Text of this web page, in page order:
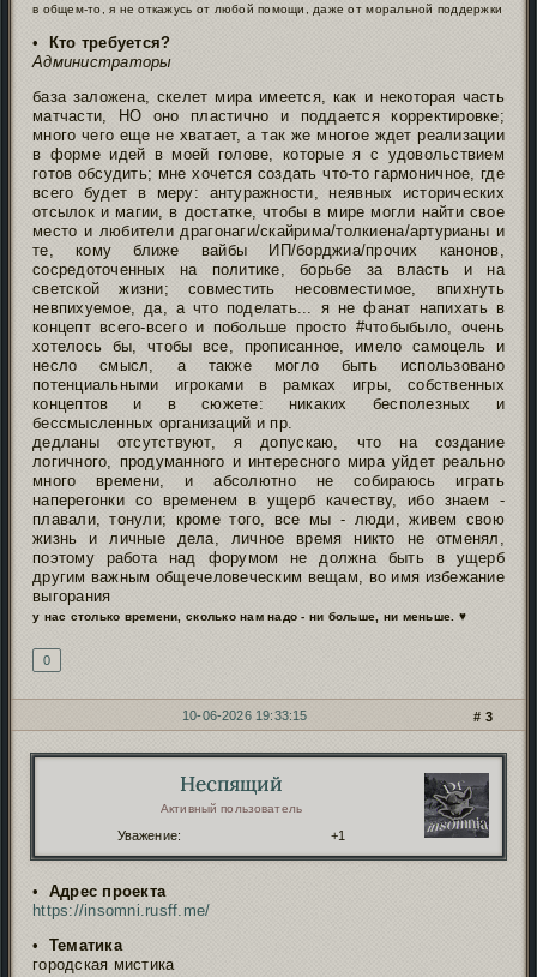
в общем-то, я не откажусь от любой помощи, даже от моральной поддержки
•
Кто требуется?
Администраторы
база заложена, скелет мира имеется, как и некоторая часть
матчасти, НО оно пластично и поддается корректировке;
много чего еще не хватает, а так же многое ждет реализации
в форме идей в моей голове, которые я с удовольствием
готов обсудить; мне хочется создать что-то гармоничное, где
всего будет в меру: антуражности, неявных исторических
отсылок и магии, в достатке, чтобы в мире могли найти свое
место и любители драгонаги/скайрима/толкиена/артурианы и
те, кому ближе вайбы ИП/борджиа/прочих канонов,
сосредоточенных на политике, борьбе за власть и на
светской жизни; совместить несовместимое, впихнуть
невпихуемое, да, а что поделать... я не фанат напихать в
концепт всего-всего и побольше просто #чтобыбыло, очень
хотелось бы, чтобы все, прописанное, имело самоцель и
несло смысл, а также могло быть использовано
потенциальными игроками в рамках игры, собственных
концептов и в сюжете: никаких бесполезных и
бессмысленных организаций и пр.
дедланы отсутствуют, я допускаю, что на создание
логичного, продуманного и интересного мира уйдет реально
много времени, и абсолютно не собираюсь играть
наперегонки со временем в ущерб качеству, ибо знаем -
плавали, тонули; кроме того, все мы - люди, живем свою
жизнь и личные дела, личное время никто не отменял,
поэтому работа над форумом не должна быть в ущерб
другим важным общечеловеческим вещам, во имя избежание
выгорания
у нас столько времени, сколько нам надо - ни больше, ни меньше. ♥
0
3
10-06-2026 19:33:15
Неспящий
Активный пользователь
Уважение: +1
• Адрес проекта
https://insomni.rusff.me/
• Тематика
городская мистика